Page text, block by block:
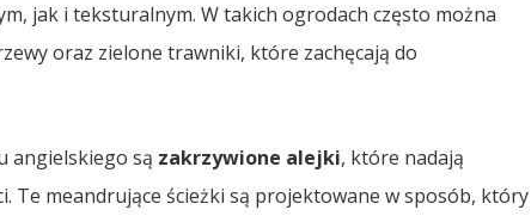
jak i teksturalnym. W takich ogrodach często można
oraz zielone trawniki, które zachęcają do
angielskiego są zakrzywione alejki, które nadają
Te meandrujące ścieżki są projektowane w sposób, który